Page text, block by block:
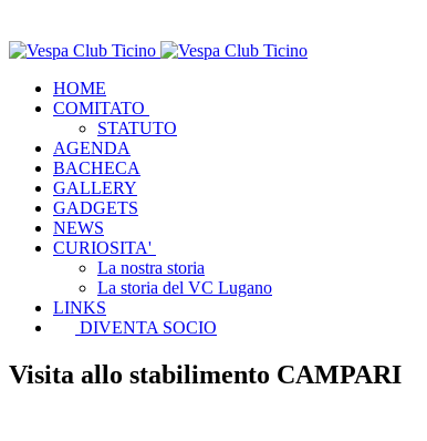
HOME
COMITATO
STATUTO
AGENDA
BACHECA
GALLERY
GADGETS
NEWS
CURIOSITA'
La nostra storia
La storia del VC Lugano
LINKS
DIVENTA SOCIO
Visita allo stabilimento CAMPARI